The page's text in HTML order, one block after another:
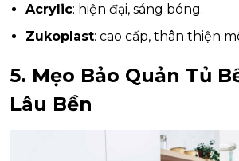
Acrylic: hiện đại, sáng bóng.
Zukoplast: cao cấp, thân thiện
5. Mẹo Bảo Quản Tủ
Lâu Bền